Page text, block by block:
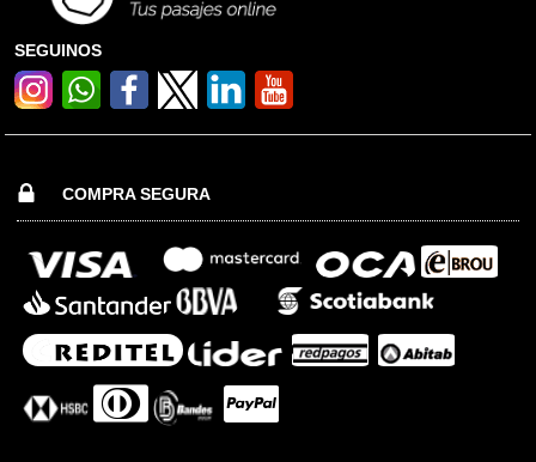
SEGUINOS
COMPRA SEGURA